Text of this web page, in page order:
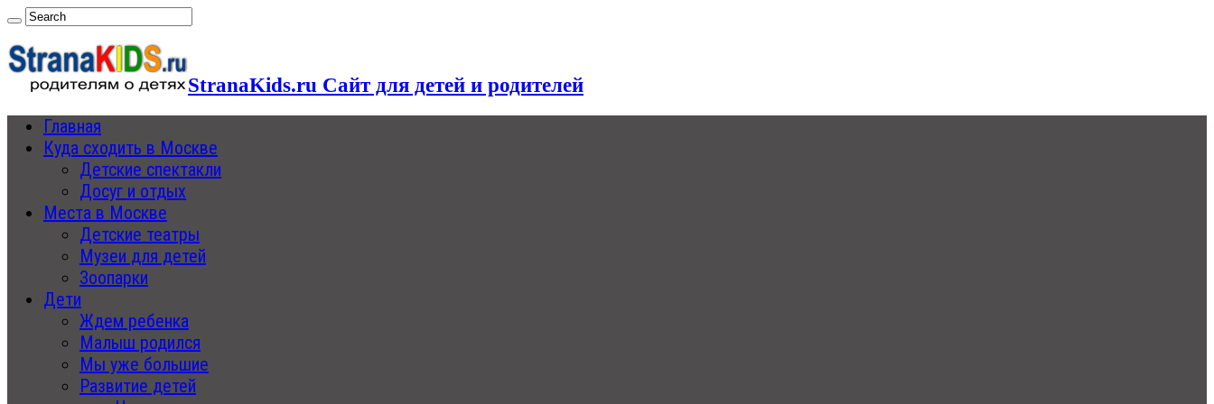
StranaKids.ru Сайт для детей и родителей
Главная
Куда сходить в Москве
Детские спектакли
Досуг и отдых
Места в Москве
Детские театры
Музеи для детей
Зоопарки
Дети
Ждем ребенка
Малыш родился
Мы уже большие
Развитие детей